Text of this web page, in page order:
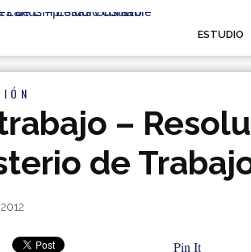
ESTUDIO
–
de
Pin It